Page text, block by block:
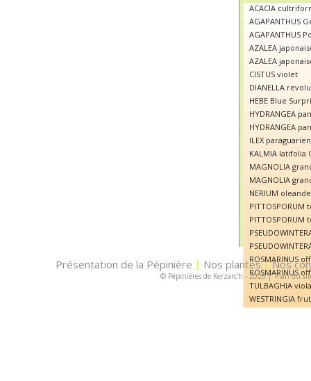
ACACIA
AGAPANTHUS
AGAPANTHUS
AZALEA
AZALEA
CISTUS violet
DIANELLA
HEBE Blue
HYDRANGEA
HYDRANGEA
ILEX
KALMIA latifolia
MAGNOLIA
MAGNOLIA
NERIUM
ROSMARINUS
ROSMARINUS
TULBAGHIA
WESTRINGIA
Présentation de la Pépinière | Nos plantes|Nos
© Pépinières de Kerzarc'h - 2026|Plan du